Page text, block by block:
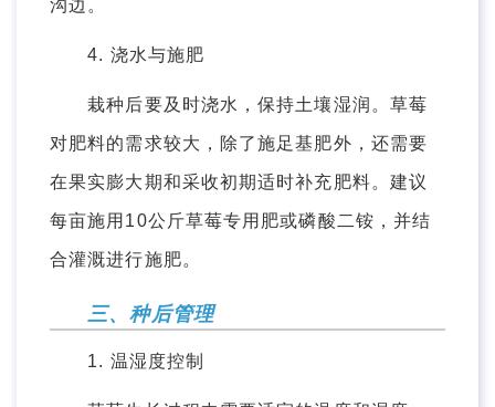
沟边。
4. 浇水与施肥
栽种后要及时浇水，保持土壤湿润。草莓
对肥料的需求较大，除了施足基肥外，还需要
在果实膨大期和采收初期适时补充肥料。建议
每亩施用10公斤草莓专用肥或磷酸二铵，并结
合灌溉进行施肥。
三、种后管理
1. 温湿度控制